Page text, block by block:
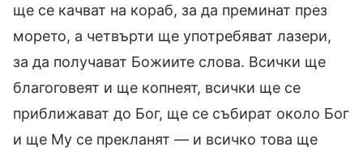
ще се качват на кораб, за да преминат през
морето, а четвърти ще употребяват лазери,
за да получават Божиите слова. Всички ще
благоговеят и ще копнеят, всички ще се
приближават до Бог, ще се събират около Бог
и ще Му се прекланят — и всичко това ще